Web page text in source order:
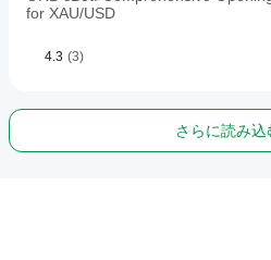
for XAU/USD
4.3 (3)
さらに読み込